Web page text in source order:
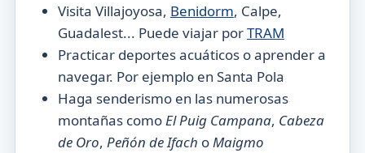
Visita Villajoyosa, Benidorm, Calpe,
Guadalest... Puede viajar porTRAM
Practicar deportes acuáticos o aprender a
navegar. Por ejemplo en Santa Pola
Haga senderismo en las numerosas
montañas comoEl Puig Campana, Cabeza
de Oro, Peñón de Ifach oMaigmo